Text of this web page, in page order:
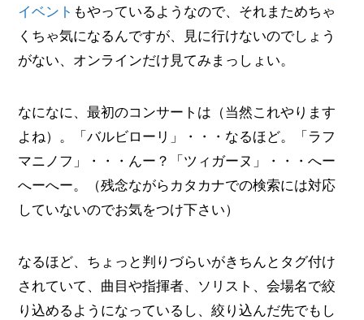
イベント もやっているようなので、それまためちゃ
くちゃ気になるんですが、見に行けないのでしょう
がない、オンラインだけ見てみまっしょい。
なになに、最初のコンサートは（当然これやります
よね）。「バルビローリ」・・・なるほど。「ラフ
マニノフ」・・・んー？「ツィガーヌ」・・・へー
へーへー。（残念ながらカタカナでの検索には対応
していないのでお気をつけ下さい）
なるほど、ちょっと判りづらいがきちんとタグ付け
されていて、曲目や指揮者、ソリスト、会場名で絞
り込めるようになっているし、絞り込んだ先でもし